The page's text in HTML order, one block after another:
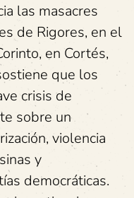
las masacres
de Rigores, en el
en Cortés,
que los
crisis de
sobre un
violencia
y
democráticas.